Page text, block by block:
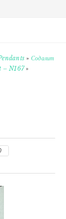
» Содалит
– N167»